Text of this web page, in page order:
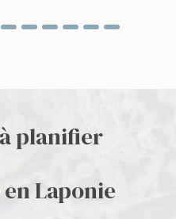
planifier
Laponie